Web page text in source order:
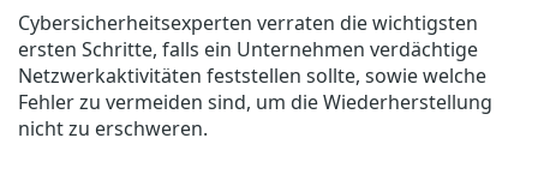
Cybersicherheitsexperten verraten die wichtigsten
ersten Schritte, falls ein Unternehmen verdächtige
Netzwerkaktivitäten feststellen sollte, sowie welche
Fehler zu vermeiden sind, um die Wiederherstellung
nicht zu erschweren.